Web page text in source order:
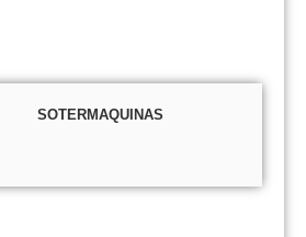
SOTERMAQUINAS